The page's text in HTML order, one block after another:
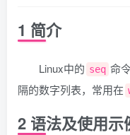
1 简介
Linux中的 seq 命
隔的数字列表，常用在
2 语法及使用示